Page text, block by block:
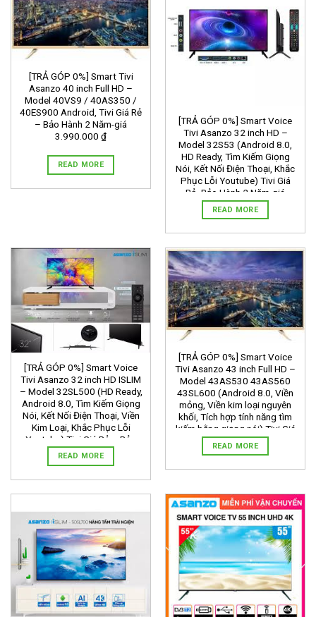
[TRẢ GÓP 0%] Smart Tivi
Asanzo 40 inch Full HD –
Model 40VS9 / 40AS350 /
40ES900 Android, Tivi Giá Rẻ
– Bảo Hành 2 Năm-giá
3.990.000 ₫
READ MORE
[TRẢ GÓP 0%] Smart Voice
Tivi Asanzo 32 inch HD –
Model 32S53 (Android 8.0,
HD Ready, Tìm Kiếm Giọng
Nói, Kết Nối Điện Thoại, Khắc
Phục Lỗi Youtube) Tivi Giá
Rẻ- Bảo Hành 2 Năm-giá
3.389.000 ₫
READ MORE
[TRẢ GÓP 0%] Smart Voice
Tivi Asanzo 32 inch HD ISLIM
– Model 32SL500 (HD Ready,
Android 8.0, Tìm Kiếm Giọng
Nói, Kết Nối Điện Thoại, Viền
Kim Loại, Khắc Phục Lỗi
Youtube) Tivi Giá Rẻ – Bảo
Hành 2 Năm-giá 3.085.000 ₫
READ MORE
[TRẢ GÓP 0%] Smart Voice
Tivi Asanzo 43 inch Full HD –
Model 43AS530 43AS560
43SL600 (Android 8.0, Viền
mỏng, Viền kim loại nguyên
khối, Tích hợp tính năng tìm
kiếm bằng giọng nói) Tivi Giá
Rẻ – Bảo Hành 2 Năm-giá
4.998.000 ₫
READ MORE